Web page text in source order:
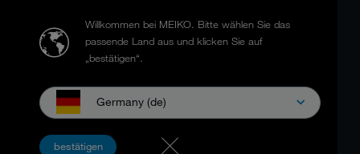
Willkommen bei MEIKO. Bitte wählen Sie das
passende Land aus und klicken Sie auf
„bestätigen“.
Germany (de)
bestätigen
篮传式洗碗机
MEIKO UPster® K